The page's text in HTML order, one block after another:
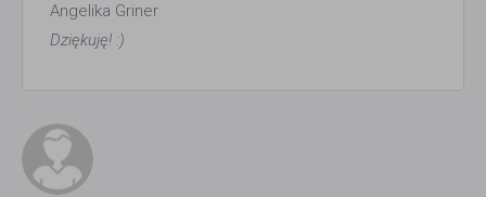
Angelika Griner
Dziękuję! :)